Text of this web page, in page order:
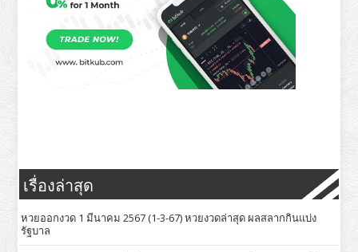
เรื่องล่าสุด
หวยออกงวด 1 มีนาคม 2567 (1-3-67) หวยงวดล่าสุด ผลสลากกินแบ่ง
รัฐบาล